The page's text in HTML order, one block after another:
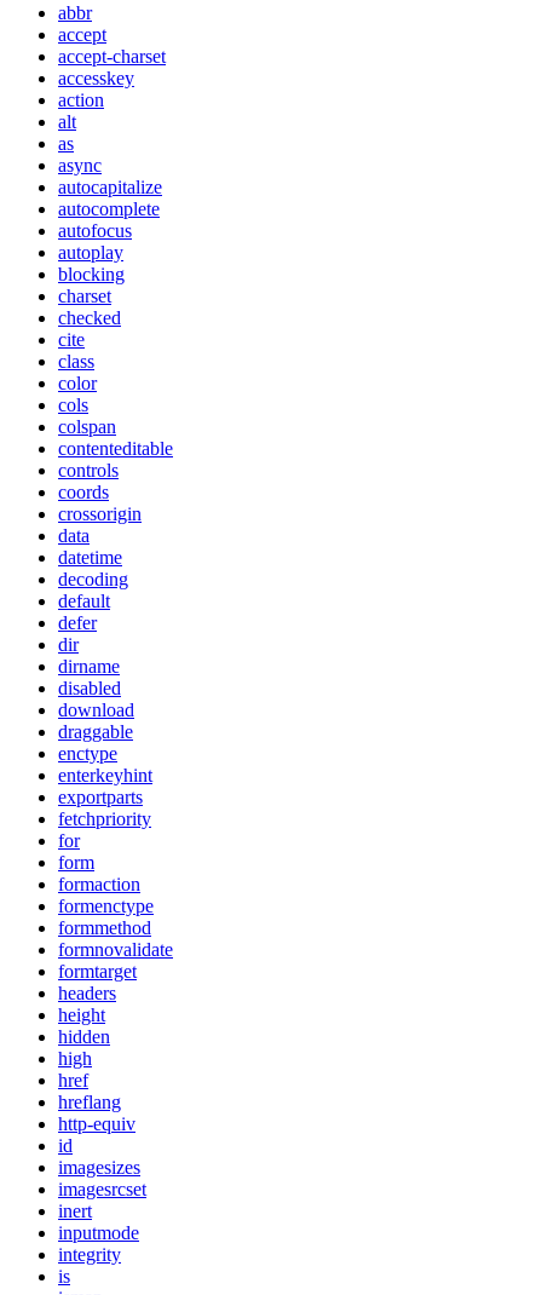
abbr
accept
accept-charset
accesskey
action
alt
as
async
autocapitalize
autocomplete
autofocus
autoplay
blocking
charset
checked
cite
class
color
cols
colspan
contenteditable
controls
coords
crossorigin
data
datetime
decoding
default
defer
dir
dirname
disabled
download
draggable
enctype
enterkeyhint
exportparts
fetchpriority
for
form
formaction
formenctype
formmethod
formnovalidate
formtarget
headers
height
hidden
high
href
hreflang
http-equiv
id
imagesizes
imagesrcset
inert
inputmode
integrity
is